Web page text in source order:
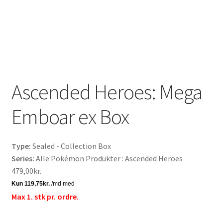
Ascended Heroes: Mega
Emboar ex Box
Type: Sealed - Collection Box
Series: Alle Pokémon Produkter : Ascended Heroes
479,00kr.
Max 1. stk pr. ordre.